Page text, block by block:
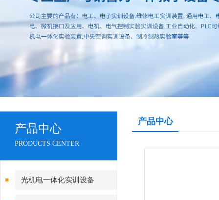
产品中心
PRODUCTS CENTER
光机电一体化实训设备
产品中心